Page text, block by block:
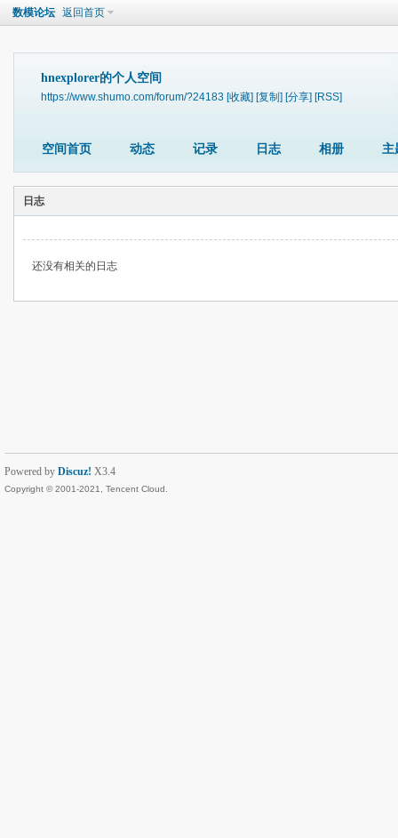
数模论坛 返回首页
hnexplorer的个人空间
https://www.shumo.com/forum/?24183 [收藏] [复制] [分享] [RSS]
空间首页 动态 记录 日志 相册 主
日志
还没有相关的日志
Powered by Discuz! X3.4
Copyright © 2001-2021, Tencent Cloud.